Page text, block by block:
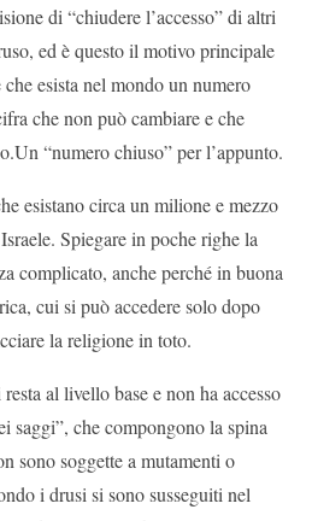
di “chiudere l’accesso” di altri
ed è questo il motivo principale
esista nel mondo un numero
che non può cambiare e che
“numero chiuso” per l’appunto.
esistano circa un milione e mezzo
Spiegare in poche righe la
complicato, anche perché in buona
cui si può accedere solo dopo
la religione in toto.
al livello base e non ha accesso
saggi”, che compongono la spina
sono soggette a mutamenti o
i drusi si sono susseguiti nel